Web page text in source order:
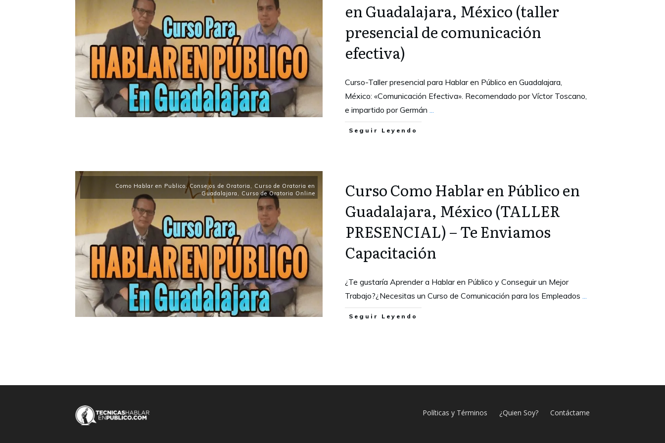
en Guadalajara, México (taller
presencial de comunicación
efectiva)
Curso-Taller presencial para Hablar en Público en Guadalajara,
México: «Comunicación Efectiva». Recomendado por Víctor Toscano,
e impartido por Germán
Seguir Leyendo
Como Hablar en Publico ,Consejos de Oratoria
Curso de Oratoria en
Guadalajara
Curso de Oratoria Online
Curso Como Hablar en Público en
Guadalajara, México (TALLER
PRESENCIAL) – Te Enviamos
Capacitación
¿Te gustaría Aprender a Hablar en Público y Conseguir un Mejor
Trabajo?¿Necesitas un Curso de Comunicación para los Empleados
Seguir Leyendo
Políticas y Términos ¿Quien Soy? Contáctame